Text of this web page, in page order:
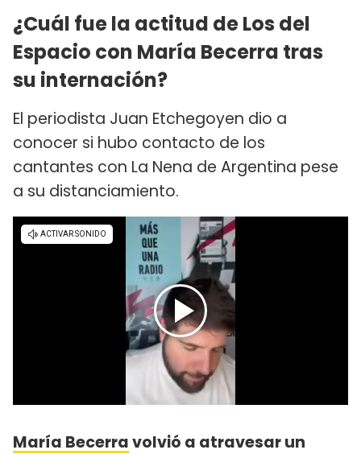
¿Cuál fue la actitud de Los del
Espacio con María Becerra tras
su internación?
El periodista Juan Etchegoyen dio a
conocer si hubo contacto de los
cantantes con La Nena de Argentina pese
a su distanciamiento.
María Becerravolvió a atravesar un